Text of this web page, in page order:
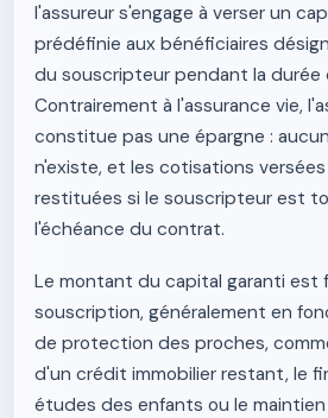
l'assureur s'engage à verser un
prédéfinie aux bénéficiaires
du souscripteur pendant la durée
Contrairement à l'assurance vie,
constitue pas une épargne :
n'existe, et les cotisations
restituées si le souscripteur est
l'échéance du contrat.
Le montant du capital garanti est
souscription, généralement en
de protection des proches,
d'un crédit immobilier restant, le
études des enfants ou le